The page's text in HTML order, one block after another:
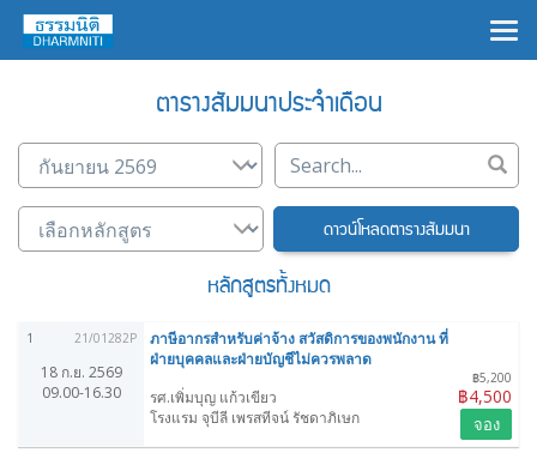
ตารางสัมมนาประจำเดือน
ดาวน์โหลดตารางสัมมนา
หลักสูตรทั้งหมด
1 21/01282P
18 ก.ย. 2569
09.00-16.30
ภาษีอากรสำหรับค่าจ้าง สวัสดิการของพนักงาน ที่
ฝ่ายบุคคลและฝ่ายบัญชีไม่ควรพลาด
฿5,200
฿4,500
รศ.เพิ่มบุญ แก้วเขียว
โรงแรม จุบีลี เพรสทีจน์ รัชดาภิเษก
จอง
×